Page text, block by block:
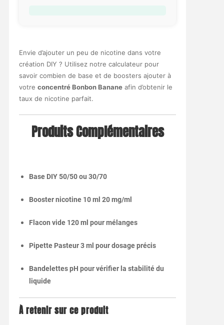
Envie d’ajouter un peu de nicotine dans votre
création DIY ? Utilisez notre calculateur pour
savoir combien de base et de boosters ajouter à
votre concentré Bonbon Bananeafin d’obtenir le
taux de nicotine parfait.
Produits Complémentaires
Base DIY 50/50 ou 30/70
Booster nicotine 10 ml 20 mg/ml
Flacon vide 120 ml pour mélanges
Pipette Pasteur 3 ml pour dosage précis
Bandelettes pH pour vérifier la stabilité du
liquide
À retenir sur ce produit